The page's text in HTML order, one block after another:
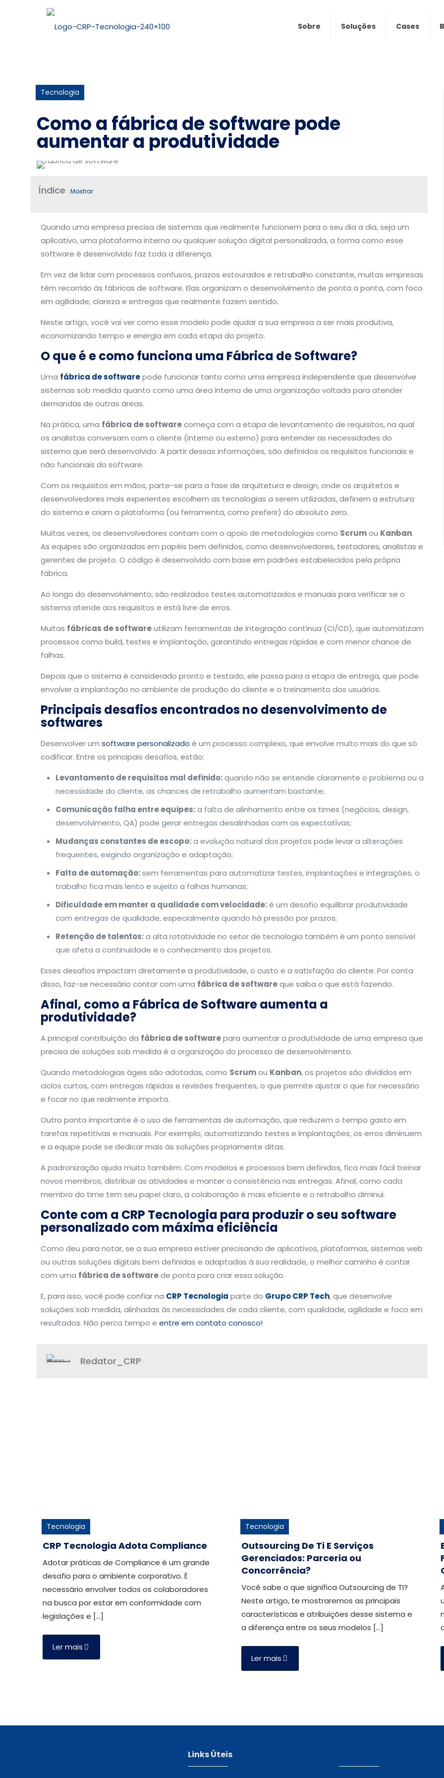
Sobre Soluções Cases
Tecnologia
Como a fábrica de software pode
aumentar a produtividade
Índice Mostrar
Quando uma empresa precisa de sistemas que realmente funcionem para o seu dia a dia, seja um
aplicativo, uma plataforma interna ou qualquer solução digital personalizada, a forma como esse
software é desenvolvido faz toda a diferença.
Em vez de lidar com processos confusos, prazos estourados e retrabalho constante, muitas empresas
têm recorrido às fábricas de software. Elas organizam o desenvolvimento de ponta a ponta, com foco
em agilidade, clareza e entregas que realmente fazem sentido.
Neste artigo, você vai ver como esse modelo pode ajudar a sua empresa a ser mais produtiva,
economizando tempo e energia em cada etapa do projeto.
O que é e como funciona uma Fábrica de Software?
Uma fábrica de softwarepode funcionar tanto como uma empresa independente que desenvolve
sistemas sob medida quanto como uma área interna de uma organização voltada para atender
demandas de outras áreas.
Na prática, uma fábrica de softwarecomeça com a etapa de levantamento de requisitos, na qual
os analistas conversam com o cliente (interno ou externo) para entender as necessidades do
sistema que será desenvolvido. A partir dessas informações, são definidos os requisitos funcionais e
não funcionais do software.
Com os requisitos em mãos, parte-se para a fase de arquitetura e design, onde os arquitetos e
desenvolvedores mais experientes escolhem as tecnologias a serem utilizadas, definem a estrutura
do sistema e criam a plataforma (ou ferramenta, como preferir) do absoluto zero.
Muitas vezes, os desenvolvedores contam com o apoio de metodologias como Scrumou Kanban.
As equipes são organizadas em papéis bem definidos, como desenvolvedores, testadores, analistas e
gerentes de projeto. O código é desenvolvido com base em padrões estabelecidos pela própria
fábrica.
Ao longo do desenvolvimento, são realizados testes automatizados e manuais para verificar se o
sistema atende aos requisitos e está livre de erros.
Muitas fábricas de softwareutilizam ferramentas de integração contínua (CI/CD), que automatizam
processos como build, testes e implantação, garantindo entregas rápidas e com menor chance de
falhas.
Depois que o sistema é considerado pronto e testado, ele passa para a etapa de entrega, que pode
envolver a implantação no ambiente de produção do cliente e o treinamento dos usuários.
Principais desafios encontrados no desenvolvimento de
softwares
Desenvolver um software personalizado é um processo complexo, que envolve muito mais do que só
codificar. Entre os principais desafios, estão:
Levantamento de requisitos mal definido:quando não se entende claramente o problema ou a
necessidade do cliente, as chances de retrabalho aumentam bastante;
Comunicação falha entre equipes:a falta de alinhamento entre os times (negócios, design,
desenvolvimento, QA) pode gerar entregas desalinhadas com as expectativas;
Mudanças constantes de escopo:a evolução natural dos projetos pode levar a alterações
frequentes, exigindo organização e adaptação;
Falta de automação:sem ferramentas para automatizar testes, implantações e integrações, o
trabalho fica mais lento e sujeito a falhas humanas;
Dificuldade em manter a qualidade com velocidade:é um desafio equilibrar produtividade
com entregas de qualidade, especialmente quando há pressão por prazos;
Retenção de talentos:a alta rotatividade no setor de tecnologia também é um ponto sensível
que afeta a continuidade e o conhecimento dos projetos.
Esses desafios impactam diretamente a produtividade, o custo e a satisfação do cliente. Por conta
disso, faz-se necessário contar com uma fábrica de softwareque saiba o que está fazendo.
Afinal, como a Fábrica de Software aumenta a
produtividade?
A principal contribuição da fábrica de softwarepara aumentar a produtividade de uma empresa que
precisa de soluções sob medida é a organização do processo de desenvolvimento.
Quando metodologias ágeis são adotadas, como Scrumou Kanban, os projetos são divididos em
ciclos curtos, com entregas rápidas e revisões frequentes, o que permite ajustar o que for necessário
e focar no que realmente importa.
Outro ponto importante é o uso de ferramentas de automação, que reduzem o tempo gasto em
tarefas repetitivas e manuais. Por exemplo, automatizando testes e implantações, os erros diminuem
e a equipe pode se dedicar mais às soluções propriamente ditas.
A padronização ajuda muito também. Com modelos e processos bem definidos, fica mais fácil treinar
novos membros, distribuir as atividades e manter a consistência nas entregas. Afinal, como cada
membro do time tem seu papel claro, a colaboração é mais eficiente e o retrabalho diminui.
Conte com a CRP Tecnologia para produzir o seu software
personalizado com máxima eficiência
Como deu para notar, se a sua empresa estiver precisando de aplicativos, plataformas, sistemas web
ou outras soluções digitais bem definidas e adaptadas à sua realidade, o melhor caminho é contar
com uma fábrica de softwarede ponta para criar essa solução.
E, para isso, você pode confiar na CRP Tecnologia parte do Grupo CRP Tech, que desenvolve
soluções sob medida, alinhadas às necessidades de cada cliente, com qualidade, agilidade e foco em
resultados. Não perca tempo e entre em contato conosco!
Redator_CRP
Tecnologia
CRP Tecnologia Adota Compliance
Adotar práticas de Compliance é um grande
desafio para o ambiente corporativo. É
necessário envolver todos os colaboradores
na busca por estar em conformidade com
legislações e […]
Ler mais
Tecnologia
Outsourcing De Ti E Serviços
Gerenciados: Parceria ou
Concorrência?
Você sabe o que significa Outsourcing de TI?
Neste artigo, te mostraremos as principais
características e atribuições desse sistema e
a diferença entre os seus modelos […]
Ler mais
Links Úteis